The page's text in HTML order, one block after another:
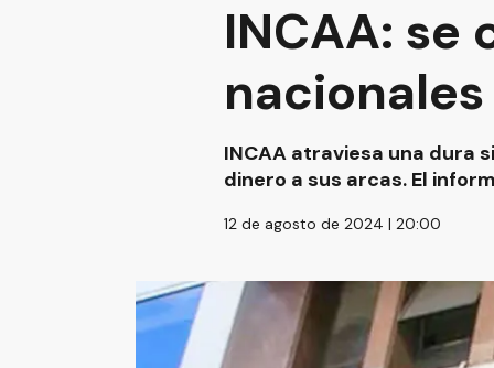
INCAA: se
INCAA atraviesa una dura
dinero a sus arcas. El
12 de agosto de 2024 | 20:00